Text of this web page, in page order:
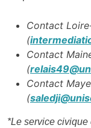
Contact
(
Contact
(
Contact
(
*Le service